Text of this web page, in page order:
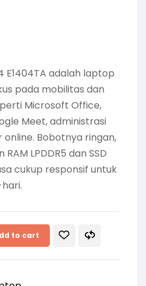
E1404TA adalah laptop
pada mobilitas dan
Microsoft Office,
Meet, administrasi
Bobotnya ringan,
LPDDR5 dan SSD
cukup responsif untuk
to cart